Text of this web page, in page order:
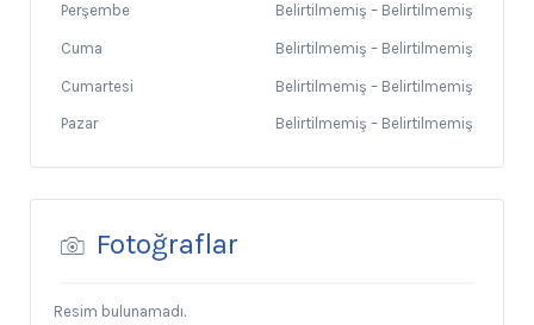
Perşembe Belirtilmemiş – Belirtilmemiş
Cuma Belirtilmemiş – Belirtilmemiş
Cumartesi Belirtilmemiş – Belirtilmemiş
Pazar Belirtilmemiş – Belirtilmemiş
Fotoğraflar
Resim bulunamadı.